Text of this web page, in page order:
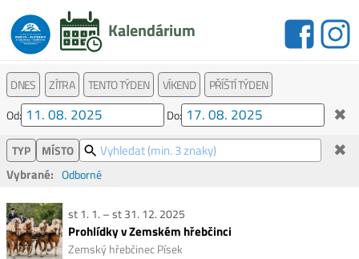
Kalendárium
DNES ZÍTRA TENTO TÝDEN VÍKEND
PŘÍŠTÍ TÝDEN
Od:
Do: ✖
TYP MÍSTO ✖
Vybrané: Odborné
st 1. 1. – st 31. 12. 2025
Prohlídky v Zemském hřebčinci
Zemský hřebčinec Písek